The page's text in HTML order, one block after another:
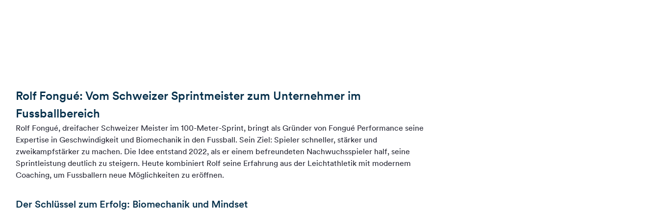
Rolf Fongué: Vom Schweizer Sprintmeister zum Unternehmer im
Fussballbereich
Rolf Fongué, dreifacher Schweizer Meister im 100-Meter-Sprint, bringt als Gründer von Fongué Performance seine
Expertise in Geschwindigkeit und Biomechanik in den Fussball. Sein Ziel: Spieler schneller, stärker und
zweikampfstärker zu machen. Die Idee entstand 2022, als er einem befreundeten Nachwuchsspieler half, seine
Sprintleistung deutlich zu steigern. Heute kombiniert Rolf seine Erfahrung aus der Leichtathletik mit modernem
Coaching, um Fussballern neue Möglichkeiten zu eröffnen.
Der Schlüssel zum Erfolg: Biomechanik und Mindset